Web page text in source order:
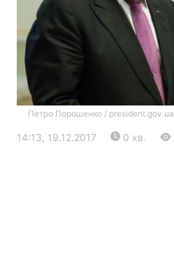
Петро Порошенко / president.gov.ua
14:13, 19.12.2017 0 хв.